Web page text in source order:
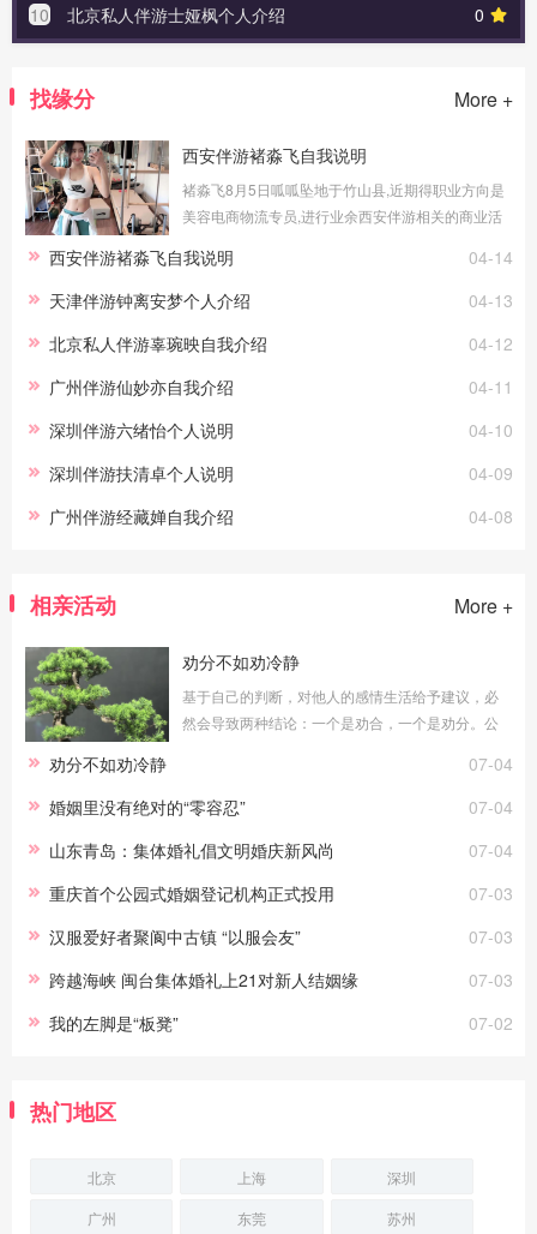
0
10 北京私人伴游士娅枫个人介绍
找缘分 More +
西安伴游褚淼飞自我说明
褚淼飞8月5日呱呱坠地于竹山县,近期得职业方向是
美容电商物流专员,进行业余西安伴游相关的商业活
04-14
西安伴游褚淼飞自我说明
04-13
天津伴游钟离安梦个人介绍
04-12
北京私人伴游辜琬映自我介绍
04-11
广州伴游仙妙亦自我介绍
04-10
深圳伴游六绪怡个人说明
04-09
深圳伴游扶清卓个人说明
04-08
广州伴游经藏婵自我介绍
相亲活动 More +
劝分不如劝冷静
基于自己的判断，对他人的感情生活给予建议，必
然会导致两种结论：一个是劝合，一个是劝分。公
07-04
劝分不如劝冷静
07-04
婚姻里没有绝对的“零容忍”
07-04
山东青岛：集体婚礼倡文明婚庆新风尚
07-03
重庆首个公园式婚姻登记机构正式投用
07-03
汉服爱好者聚阆中古镇 “以服会友”
07-03
跨越海峡 闽台集体婚礼上21对新人结姻缘
07-02
我的左脚是“板凳”
热门地区
北京 上海
深圳
广州
东莞 苏州